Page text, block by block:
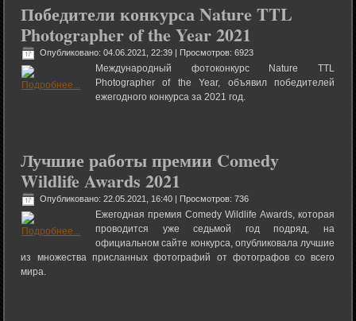
Победители конкурса Nature TTL
Photographer of the Year 2021
Опубликовано: 04.06.2021, 22:39 | Просмотров: 6923
Международный фотоконкурс Nature TTL
Photographer of the Year, объявил победителей
ежегодного конкурса за 2021 год.
Лучшие работы премии Comedy
Wildlife Awards 2021
Опубликовано: 22.05.2021, 16:40 | Просмотров: 736
Ежегодная премия Comedy Wildlife Awards, которая
проводится уже седьмой год подряд, на
официальном сайте конкурса, опубликовала лучшие
из множества присланных фотографий от фотографов со всего
мира.